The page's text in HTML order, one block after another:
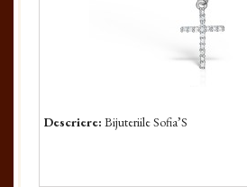
Descriere: Bijuteriile Sofia’S